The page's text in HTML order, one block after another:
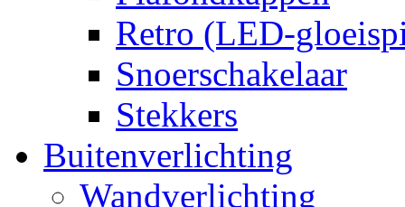
Retro (LED-
Snoerschakelaar
Stekkers
Buitenverlichting
Wandverlichting